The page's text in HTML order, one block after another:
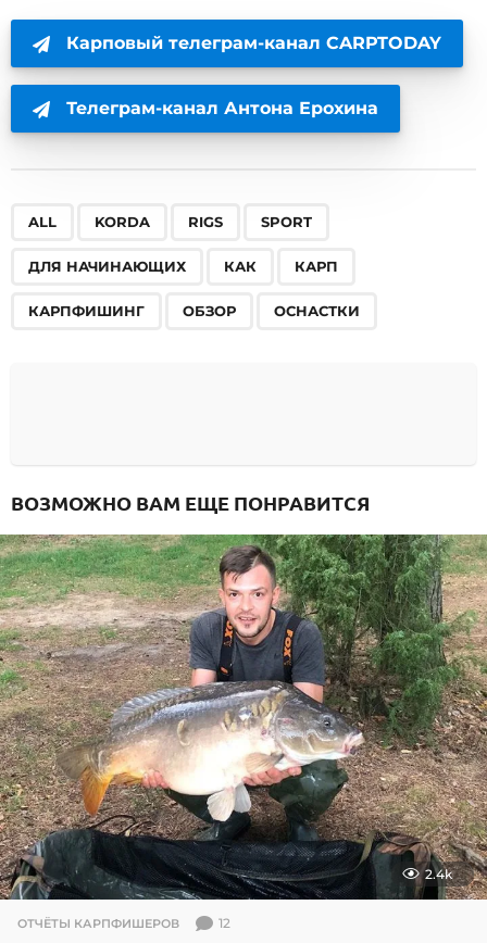
Карповый телеграм-канал CARPTODAY
Телеграм-канал Антона Ерохина
ALL KORDA RIGS SPORT
ДЛЯ НАЧИНАЮЩИХ КАК КАРП
КАРПФИШИНГ ОБЗОР ОСНАСТКИ
ВОЗМОЖНО ВАМ ЕЩЕ ПОНРАВИТСЯ
2.4k
ОТЧЁТЫ КАРПФИШЕРОВ 12